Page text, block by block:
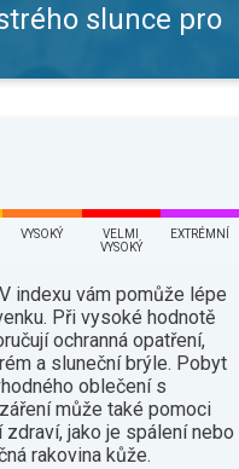
slunce pro
VYSOKÝ
VELMI
VYSOKÝ
EXTRÉMNÍ
indexu vám pomůže lépe
Při vysoké hodnotě
ochranná opatření,
a sluneční brýle. Pobyt
oblečení s
může také pomoci
jako je spálení nebo
rakovina kůže.